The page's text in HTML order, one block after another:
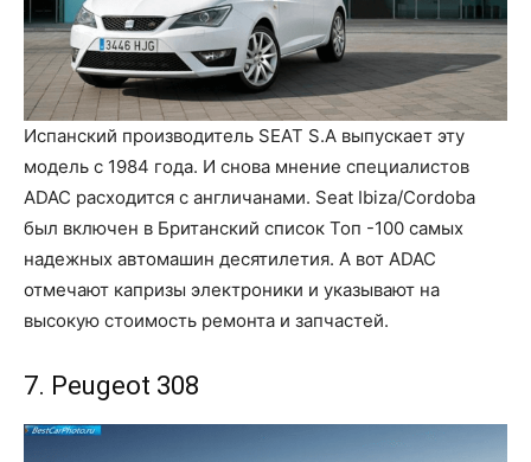
Испанский производитель SEAT S.A выпускает эту
модель с 1984 года. И снова мнение специалистов
ADAC расходится с англичанами. Seat Ibiza/Cordoba
был включен в Британский список Топ -100 самых
надежных автомашин десятилетия. А вот ADAC
отмечают капризы электроники и указывают на
высокую стоимость ремонта и запчастей.
7. Peugeot 308